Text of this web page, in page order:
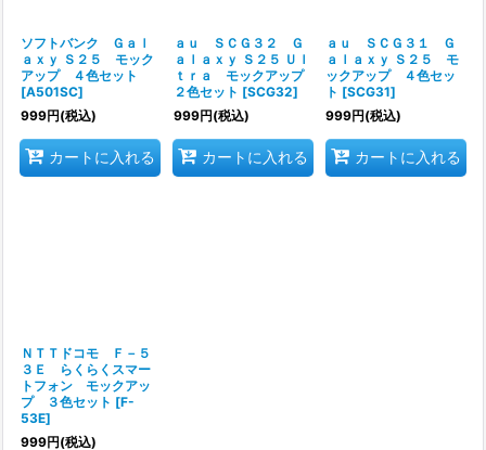
ソフトバンク Ｇａｌ
ａｘｙ Ｓ２５ モック
アップ ４色セット
[A501SC]
999円(税込)
カートに入れる
ａｕ ＳＣＧ３２ Ｇ
ａｌａｘｙ Ｓ２５ Ｕｌ
ｔｒａ モックアップ
２色セット [SCG32]
999円(税込)
カートに入れる
ａｕ ＳＣＧ３１ Ｇ
ａｌａｘｙ Ｓ２５ モ
ックアップ ４色セッ
ト [SCG31]
999円(税込)
カートに入れる
ＮＴＴドコモ Ｆ－５
３Ｅ らくらくスマー
トフォン モックアッ
プ ３色セット [F-
53E]
999円(税込)